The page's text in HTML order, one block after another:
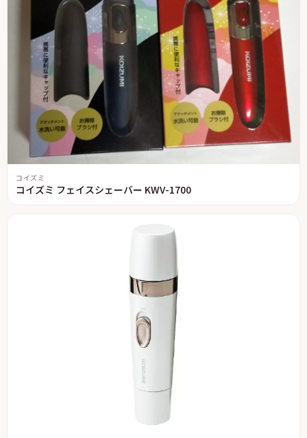
コイズミ
コイズミ フェイスシェーバー KWV-1700